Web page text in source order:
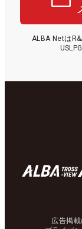
ALBA Netは
広告掲